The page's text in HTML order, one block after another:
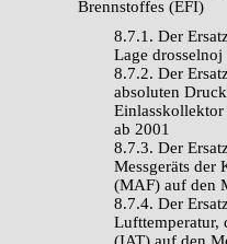
Brennstoffes (EFI)
8.7.1. Der
Lage
8.7.2. Der
absoluten
ab 2001
8.7.3. Der
Messgeräts der
(MAF) auf den
8.7.4. Der
Lufttemperatur,